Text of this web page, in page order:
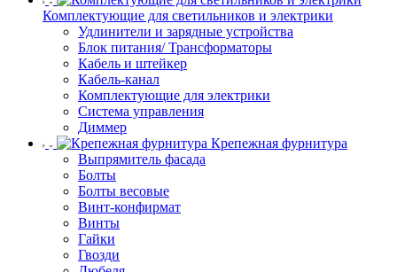
Комплектующие для светильников и электрики
Удлинители и зарядные устройства
Блок питания/ Трансформаторы
Кабель и штейкер
Кабель-канал
Комплектующие для электрики
Система управления
Диммер
Крепежная фурнитура
Выпрямитель фасада
Болты
Болты весовые
Винт-конфирмат
Винты
Гайки
Гвозди